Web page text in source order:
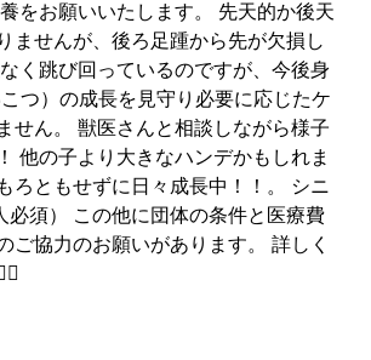
をお願いいたします。 先天的か後天
ませんが、後ろ足踵から先が欠損し
く跳び回っているのですが、今後身
つ）の成長を見守り必要に応じたケ
せん。 獣医さんと相談しながら様子
他の子より大きなハンデかもしれま
ろともせずに日々成長中！！。 シニ
必須） この他に団体の条件と医療費
ご協力のお願いがあります。 詳しく